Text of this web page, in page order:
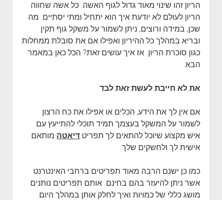
הריון זהו שינוי מאוד גדול לגוף האשה. כל אשה שחווה
הריון לעולם לא יודעת איך הוא יתחיל ומתי יסתיים. מה
שכן, במידה ורוצים, ניתן לשמור על משקל גוף תקין
ובריא במהלך כל ההיריון ואפילו אם את סובלת ממחלות
כגון סוכרת הריון. אז איך עושים זאת? הכל כאן במאמר
הבא.
את לא חייבת לעשת זאת לבד
אם אין לך את הידע, הכלים או אפילו את כח הרצון
לשמור על המשקל בעצמך תמיד תוכלי להתייעץ עם
איש מקצוע שיוכל להתאים לך תפריט דיאטה מותאם
אישית לך ולחשקים שלך.
כמו כן ישנם הרבה מאוד תפריטים ברחבי האינטרנט
אשר ניתן להיעזר בהם בחינם. אותם תפריטים נותנים
מושג כללי של כמויות ואיך לחלק אותן במהלך היום.